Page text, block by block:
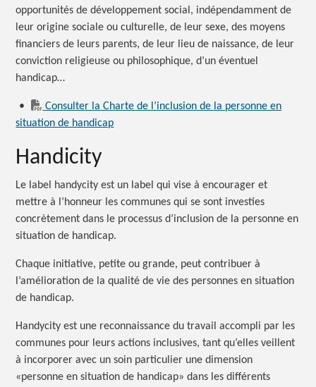
opportunités de développement social, indépendamment de
leur origine sociale ou culturelle, de leur sexe, des moyens
financiers de leurs parents, de leur lieu de naissance, de leur
conviction religieuse ou philosophique, d’un éventuel
handicap…
•
Consulter la Charte de l’inclusion de la personne en
situation de handicap
Handicity
Le label handycity est un label qui vise à encourager et
mettre à l’honneur les communes qui se sont investies
concrètement dans le processus d’inclusion de la personne en
situation de handicap.
Chaque initiative, petite ou grande, peut contribuer à
l’amélioration de la qualité de vie des personnes en situation
de handicap.
Handycity est une reconnaissance du travail accompli par les
communes pour leurs actions inclusives, tant qu’elles veillent
à incorporer avec un soin particulier une dimension
«personne en situation de handicap» dans les différents